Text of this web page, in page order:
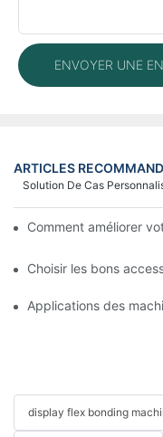
ENVOYER UNE
ARTICLES
Solution De Cas
Comment améliorer
Choisir les bons
Applications des
display flex bonding